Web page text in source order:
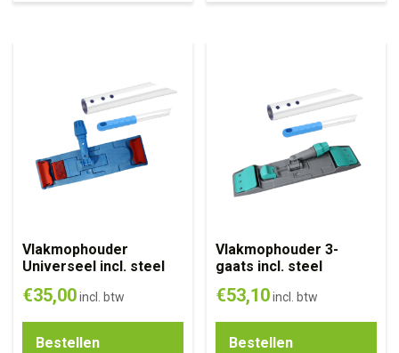
Vlakmophouder
Universeel incl. steel
€35,00incl. btw
Bestellen
Vlakmophouder 3-
gaats incl. steel
€53,10 incl. btw
Bestellen